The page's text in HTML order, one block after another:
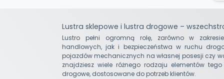
Lustra sklepowe i lustra drogowe –
Lustro pełni ogromną rolę, zarówno w
handlowych, jak i bezpieczeństwa w ruchu
pojazdów mechanicznych na własnej posesji czy
znajdziesz wiele różnego rodzaju elementów
drogowe, dostosowane do potrzeb klientów.